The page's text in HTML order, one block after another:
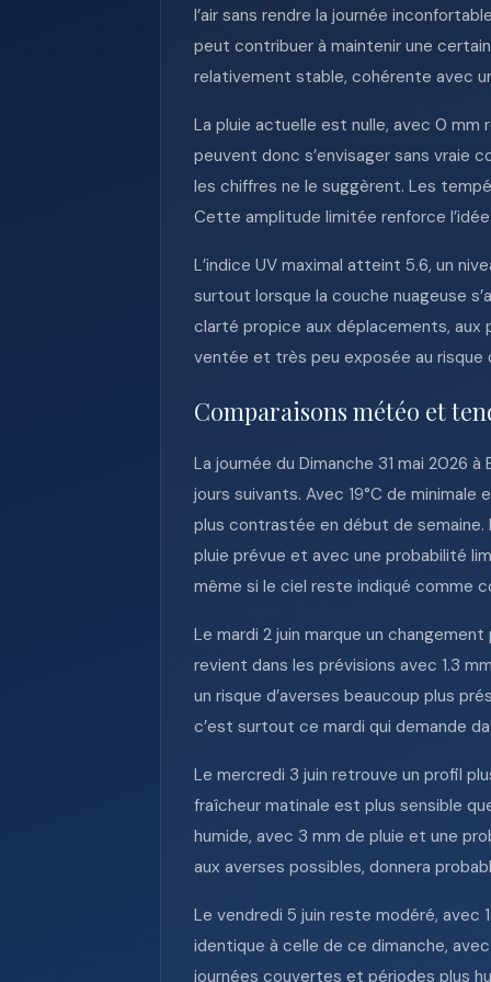
l’air sans rendre la journée
peut contribuer à maintenir une
relativement stable, cohérente avec
La pluie actuelle est nulle, avec 0 mm
peuvent donc s’envisager sans vraie
les chiffres ne le suggèrent. Les
Cette amplitude limitée renforce
L’indice UV maximal atteint 5.6, un
surtout lorsque la couche nuageuse
clarté propice aux déplacements, aux
ventée et très peu exposée au risque
Comparaisons météo et
La journée du Dimanche 31 mai 2026
jours suivants. Avec 19°C de
plus contrastée en début de semaine.
pluie prévue et avec une probabilité
même si le ciel reste indiqué comme
Le mardi 2 juin marque un
revient dans les prévisions avec 1.3
un risque d’averses beaucoup plus
c’est surtout ce mardi qui demande
Le mercredi 3 juin retrouve un profil
fraîcheur matinale est plus sensible
humide, avec 3 mm de pluie et une
aux averses possibles, donnera
Le vendredi 5 juin reste modéré, avec
identique à celle de ce dimanche,
journées couvertes et périodes plus